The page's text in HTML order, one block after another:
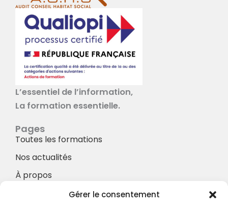
Gérer le consentement
L’essentiel de l’information,
La formation essentielle.
Pages
Toutes les formations
Nos actualités
À propos